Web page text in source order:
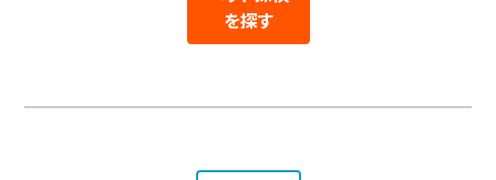
を探す